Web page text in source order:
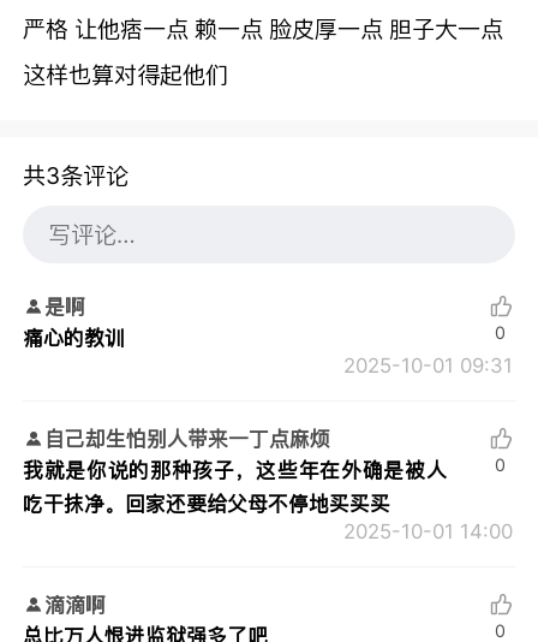
严格 让他痞一点 赖一点 脸皮厚一点 胆子大一点
这样也算对得起他们
共3条评论
是啊
痛心的教训
2025-10-01 09:31
0
自己却生怕别人带来一丁点麻烦
我就是你说的那种孩子，这些年在外确是被人
吃干抹净。回家还要给父母不停地买买买
2025-10-01 14:00
0
滴滴啊
总比万人恨进监狱强多了吧
0